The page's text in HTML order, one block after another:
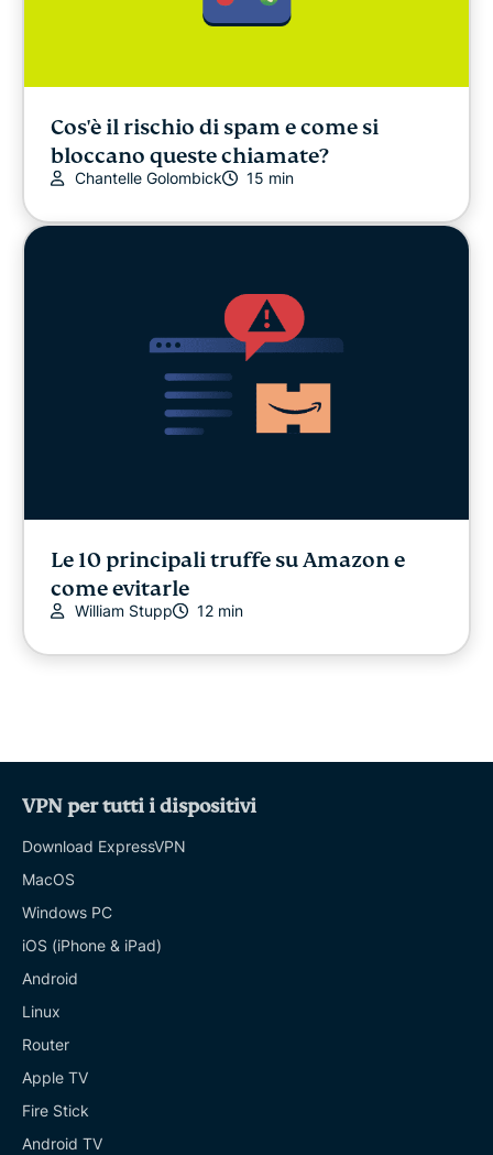
Cos'è il rischio di spam e come si
bloccano queste chiamate?
Chantelle Golombick 15 min
Le 10 principali truffe su Amazon e
come evitarle
William Stupp 12 min
VPN per tutti i dispositivi
Download ExpressVPN
MacOS
Windows PC
iOS (iPhone & iPad)
Android
Linux
Router
Apple TV
Fire Stick
Android TV